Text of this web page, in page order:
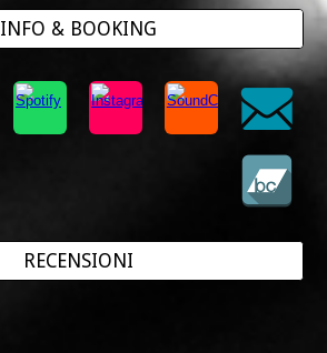
INFO & BOOKING
RECENSIONI